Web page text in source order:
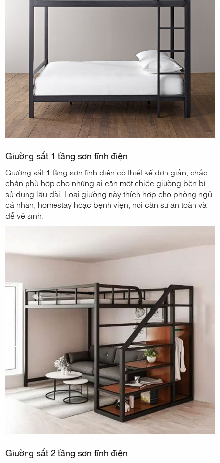
Giường sắt 1 tầng sơn tĩnh điện
Giường sắt 1 tầng sơn tĩnh điện có thiết kế đơn giản, chắc
chắn phù hợp cho những ai cần một chiếc giường bền bỉ,
sử dụng lâu dài. Loại giường này thích hợp cho phòng ngủ
cá nhân, homestay hoặc bệnh viện, nơi cần sự an toàn và
dễ vệ sinh.
Giường sắt 2 tầng sơn tĩnh điện